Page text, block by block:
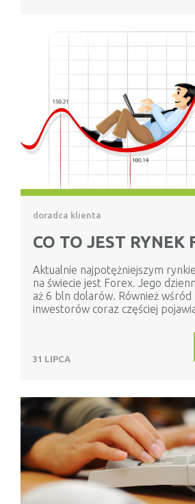
doradca klienta
CO TO JEST RYNEK
Aktualnie najpotężniejszym
na świecie jest Forex. Jego
aż 6 bln dolarów. Również wśród
inwestorów coraz częściej
31 LIPCA